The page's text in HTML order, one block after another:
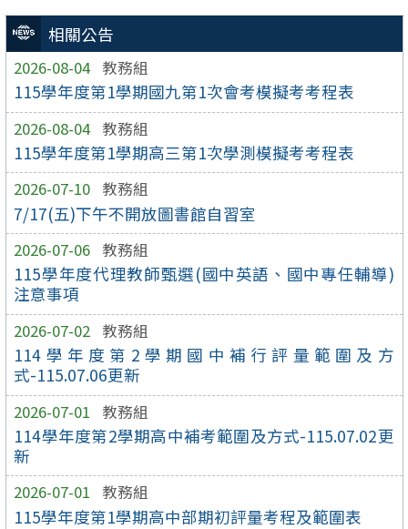
相關公告
2026-08-04 教務組
115學年度第1學期國九第1次會考模擬考考程表
2026-08-04 教務組
115學年度第1學期高三第1次學測模擬考考程表
2026-07-10 教務組
7/17(五)下午不開放圖書館自習室
2026-07-06 教務組
115學年度代理教師甄選(國中英語、國中專任輔導)
注意事項
2026-07-02 教務組
114學年度第2學期國中補行評量範圍及方
式-115.07.06更新
2026-07-01 教務組
114學年度第2學期高中補考範圍及方式-115.07.02更
新
2026-07-01 教務組
115學年度第1學期高中部期初評量考程及範圍表